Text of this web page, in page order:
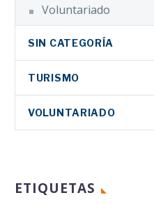
Voluntariado
SIN CATEGORÍA
TURISMO
VOLUNTARIADO
ETIQUETAS